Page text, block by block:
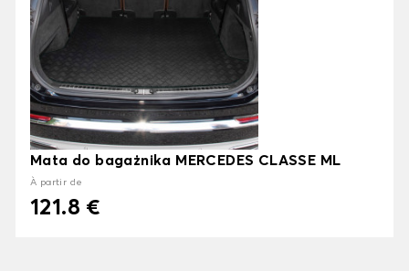
Mata do bagażnika MERCEDES CLASSE ML
À partir de
121.8 €